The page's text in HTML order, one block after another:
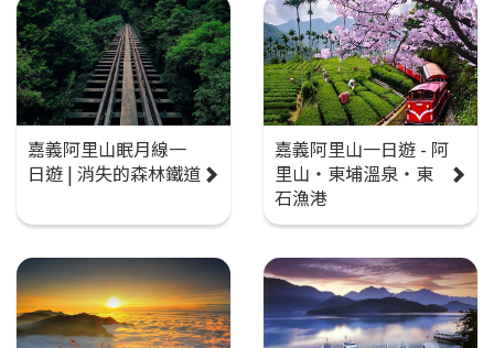
嘉義阿里山眠月線一
日遊 | 消失的森林鐵道
嘉義阿里山一日遊 - 阿
里山・東埔溫泉・東
石漁港